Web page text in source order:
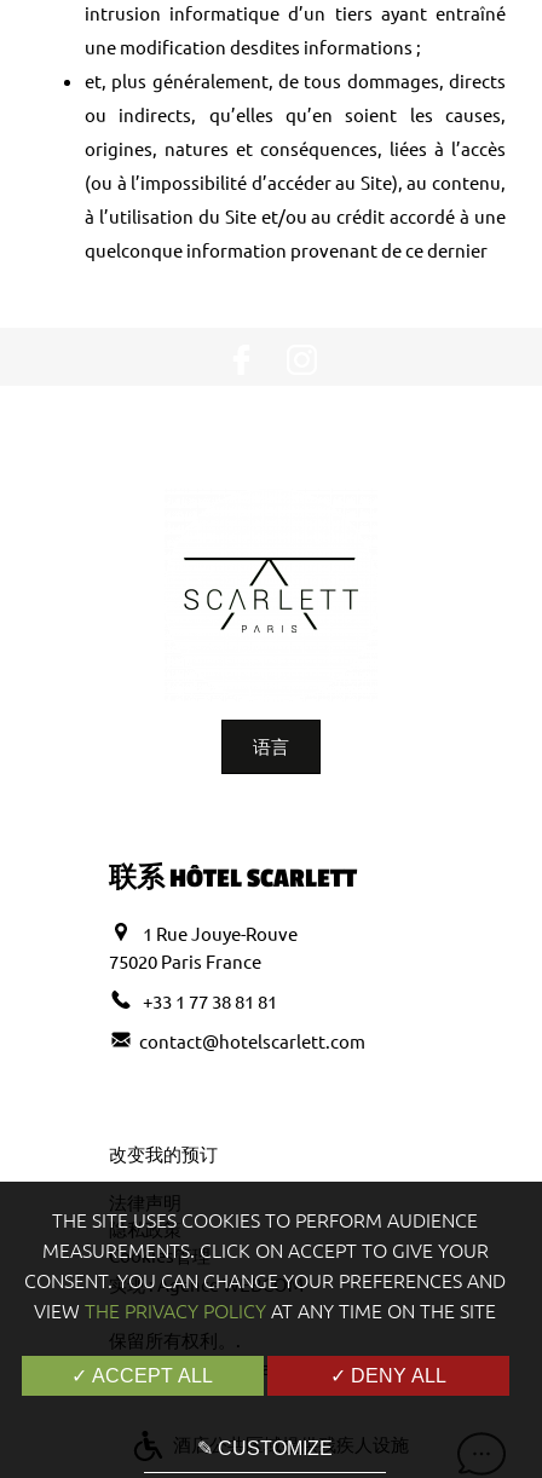
intrusion informatique d’un tiers ayant entraîné
une modification desdites informations ;
et, plus généralement, de tous dommages, directs
ou indirects, qu’elles qu’en soient les causes,
origines, natures et conséquences, liées à l’accès
(ou à l’impossibilité d’accéder au Site), au contenu,
à l’utilisation du Site et/ou au crédit accordé à une
quelconque information provenant de ce dernier
THE SITE USES COOKIES TO PERFORM AUDIENCE
MEASUREMENTS. CLICK ON ACCEPT TO GIVE YOUR
CONSENT. YOU CAN CHANGE YOUR PREFERENCES AND
VIEW THE PRIVACY POLICYAT ANY TIME ON THE SITE
✓ ACCEPT ALL ✓ DENY ALL
✎ CUSTOMIZE
语言
联系 HÔTEL SCARLETT
1 Rue Jouye-Rouve
75020 Paris France
+33 1 77 38 81 81
contact@hotelscarlett.com
改变我的预订
法律声明
隐私政策
Cookies管理
实现 :Agence WEBCOM
保留所有权利。.
官方网站-Hôtel Scarlett 2024
酒店公共区域提供残疾人设施